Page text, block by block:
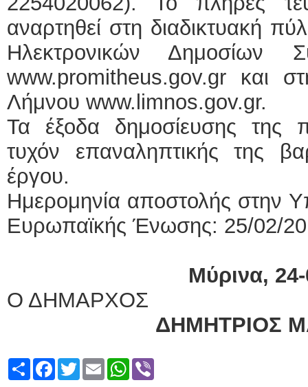
αναρτηθεί στη διαδικτυακή
Ηλεκτρονικών Δημοσίων
www.promitheus.gov.gr και
Λήμνου www.limnos.gov.gr.
Τα έξοδα δημοσίευσης της
τυχόν επαναληπτικής της
έργου.
Ημερομηνία αποστολής στην
Ευρωπαϊκής Ένωσης: 25/02/
Μύρινα,
Ο ΔΗΜΑΡΧΟΣ
ΔΗΜΗΤΡΙΟΣ
ShareFacebook
TwitterEmailWhatsApp